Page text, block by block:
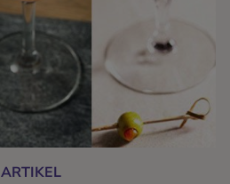
ARTIKEL